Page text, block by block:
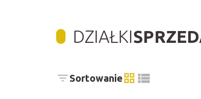
DZIAŁKI
Sortowanie
tabela
lista